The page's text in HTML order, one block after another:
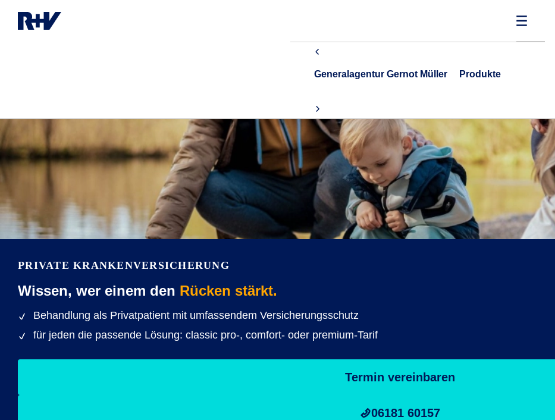
Generalagentur Gernot Müller Produkte
PRIVATE KRANKEN­VERSICHERUNG
Wissen, wer einem den Rücken stärkt.
Behandlung als Privatpatient mit umfassendem Versicherungsschutz
für jeden die passende Lösung: classic pro-, comfort- oder premium-Tarif
Termin vereinbaren
06181 60157